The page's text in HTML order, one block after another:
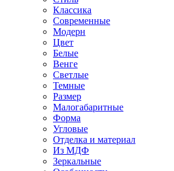
Классика
Современные
Модерн
Цвет
Белые
Венге
Светлые
Темные
Размер
Малогабаритные
Форма
Угловые
Отделка и материал
Из МДФ
Зеркальные